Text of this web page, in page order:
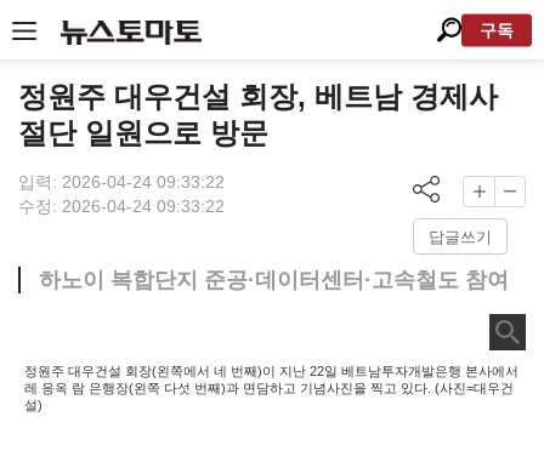
구독
정원주 대우건설 회장, 베트남 경제사
절단 일원으로 방문
입력: 2026-04-24 09:33:22
수정: 2026-04-24 09:33:22
답글쓰기
하노이 복합단지 준공·데이터센터·고속철도 참여
정원주 대우건설 회장(왼쪽에서 네 번째)이 지난 22일 베트남투자개발은행 본사에서
레 응옥 람 은행장(왼쪽 다섯 번째)과 면담하고 기념사진을 찍고 있다. (사진=대우건
설)